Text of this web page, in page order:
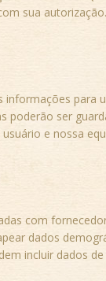
sua autorização.
para
poderão ser
e nossa
com
dados
incluir dados